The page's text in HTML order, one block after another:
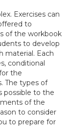
Exercises can
to
of the workbook
to develop
material. Each
conditional
the
The types of
possible to the
of the
to consider
to prepare for